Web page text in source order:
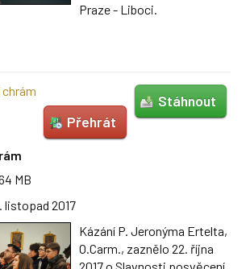
Praze - Liboci.
chrám
Stáhnout
Přehrát
MB
listopad 2017
Kázání P. Jeronýma Ertelta,
O.Carm., zaznělo 22. října